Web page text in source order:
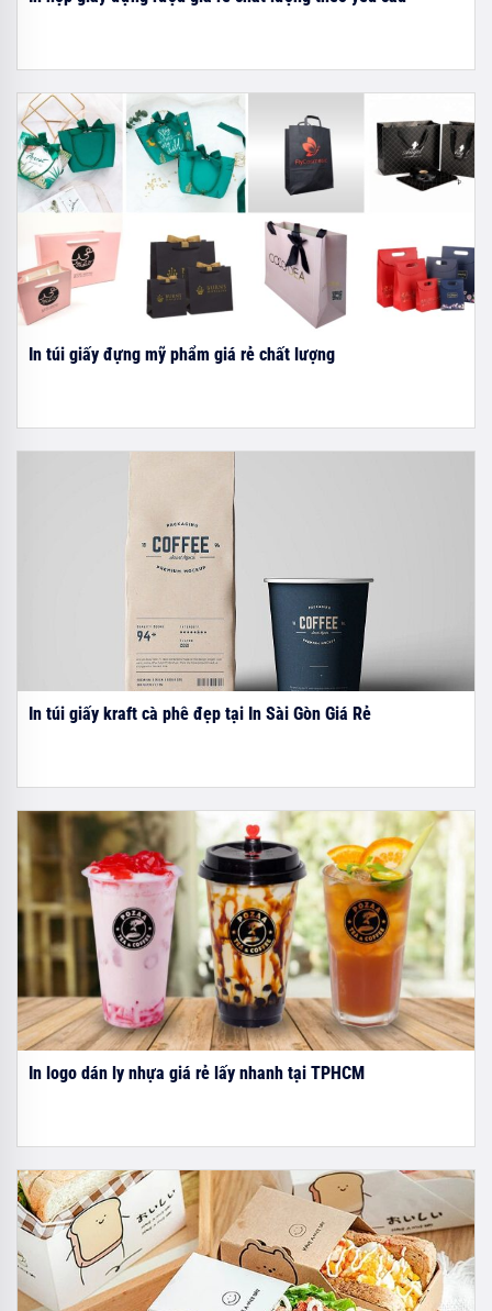
In túi giấy đựng mỹ phẩm giá rẻ chất lượng
In túi giấy kraft cà phê đẹp tại In Sài Gòn Giá Rẻ
In logo dán ly nhựa giá rẻ lấy nhanh tại TPHCM